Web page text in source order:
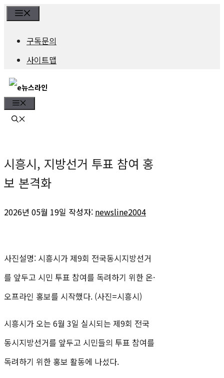
건
너
구독문의
사이트맵
시흥시, 지방선거 투표 참여 홍
보 본격화
2026년 05월 19일 작성자: newsline2004
사진설명: 시흥시가 제9회 전국동시지방선거
를 앞두고 시민 투표 참여를 독려하기 위한 온·
오프라인 홍보를 시작했다. (사진=시흥시)
시흥시가 오는 6월 3일 실시되는 제9회 전국
동시지방선거를 앞두고 시민들의 투표 참여를
독려하기 위한 홍보 활동에 나섰다.